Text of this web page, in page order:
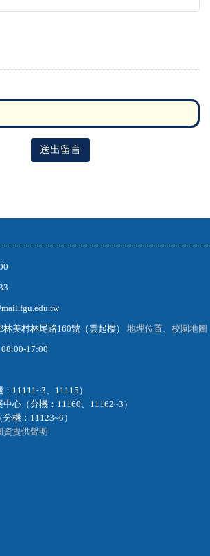
送出留言
美村林尾路160號（雲起樓） 地理位置
校園地圖
17:00
11111~3、11115）
心（分機：11160、11162~3）
機：11123~6）
資提供聲明